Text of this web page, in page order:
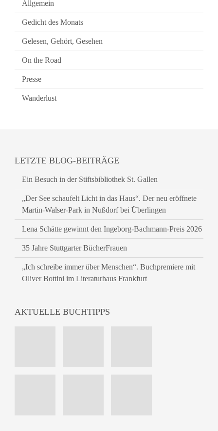
Allgemein
Gedicht des Monats
Gelesen, Gehört, Gesehen
On the Road
Presse
Wanderlust
LETZTE BLOG-BEITRÄGE
Ein Besuch in der Stiftsbibliothek St. Gallen
„Der See schaufelt Licht in das Haus“. Der neu eröffnete
Martin-Walser-Park in Nußdorf bei Überlingen
Lena Schätte gewinnt den Ingeborg-Bachmann-Preis 2026
35 Jahre Stuttgarter BücherFrauen
„Ich schreibe immer über Menschen“. Buchpremiere mit
Oliver Bottini im Literaturhaus Frankfurt
AKTUELLE BUCHTIPPS